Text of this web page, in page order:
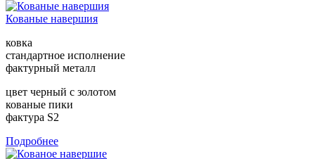
Кованые навершия
ковка
стандартное исполнение
фактурный металл
цвет черный с золотом
кованые пики
фактура S2
Подробнее